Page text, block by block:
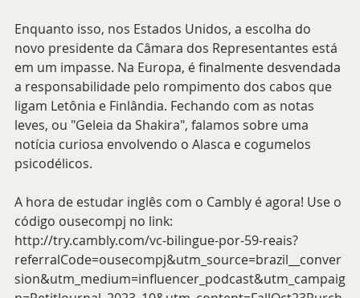
Enquanto isso, nos Estados Unidos, a escolha do
novo presidente da Câmara dos Representantes está
em um impasse. Na Europa, é finalmente desvendada
a responsabilidade pelo rompimento dos cabos que
ligam Letônia e Finlândia. Fechando com as notas
leves, ou "Geleia da Shakira", falamos sobre uma
notícia curiosa envolvendo o Alasca e cogumelos
psicodélicos.
A hora de estudar inglês com o Cambly é agora! Use o
código ousecompj no link:
http://try.cambly.com/vc-bilingue-por-59-reais?
referralCode=ousecompj&utm_source=brazil__conver
sion&utm_medium=influencer_podcast&utm_campaig